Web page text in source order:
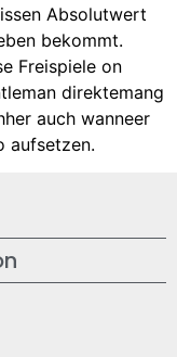
Absolutwert
bekommt.
Freispiele on
direktemang
auch wanneer
aufsetzen.